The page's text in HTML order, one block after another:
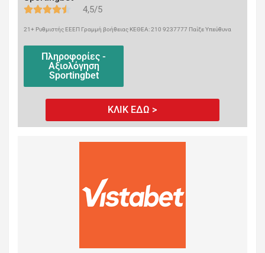
4,5/5
21+ Ρυθμιστής ΕΕΕΠ Γραμμή βοήθειας ΚΕΘΕΑ: 210 9237777 Παίξε Υπεύθυνα
Πληροφορίες -
Αξιολόγηση
Sportingbet
ΚΛΙΚ ΕΔΩ >